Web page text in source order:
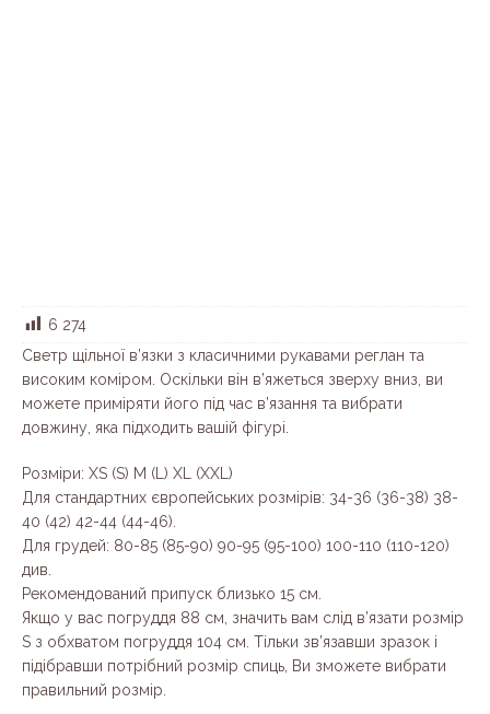
6 274
Светр щільної в’язки з класичними рукавами реглан та
високим коміром. Оскільки він в’яжеться зверху вниз, ви
можете приміряти його під час в’язання та вибрати
довжину, яка підходить вашій фігурі.
Розміри: XS (S) M (L) XL (XXL)
Для стандартних європейських розмірів: 34-36 (36-38) 38-
40 (42) 42-44 (44-46).
Для грудей: 80-85 (85-90) 90-95 (95-100) 100-110 (110-120)
див.
Рекомендований припуск близько 15 см.
Якщо у вас погруддя 88 см, значить вам слід в’язати розмір
S з обхватом погруддя 104 см. Тільки зв’язавши зразок і
підібравши потрібний розмір спиць, Ви зможете вибрати
правильний розмір.